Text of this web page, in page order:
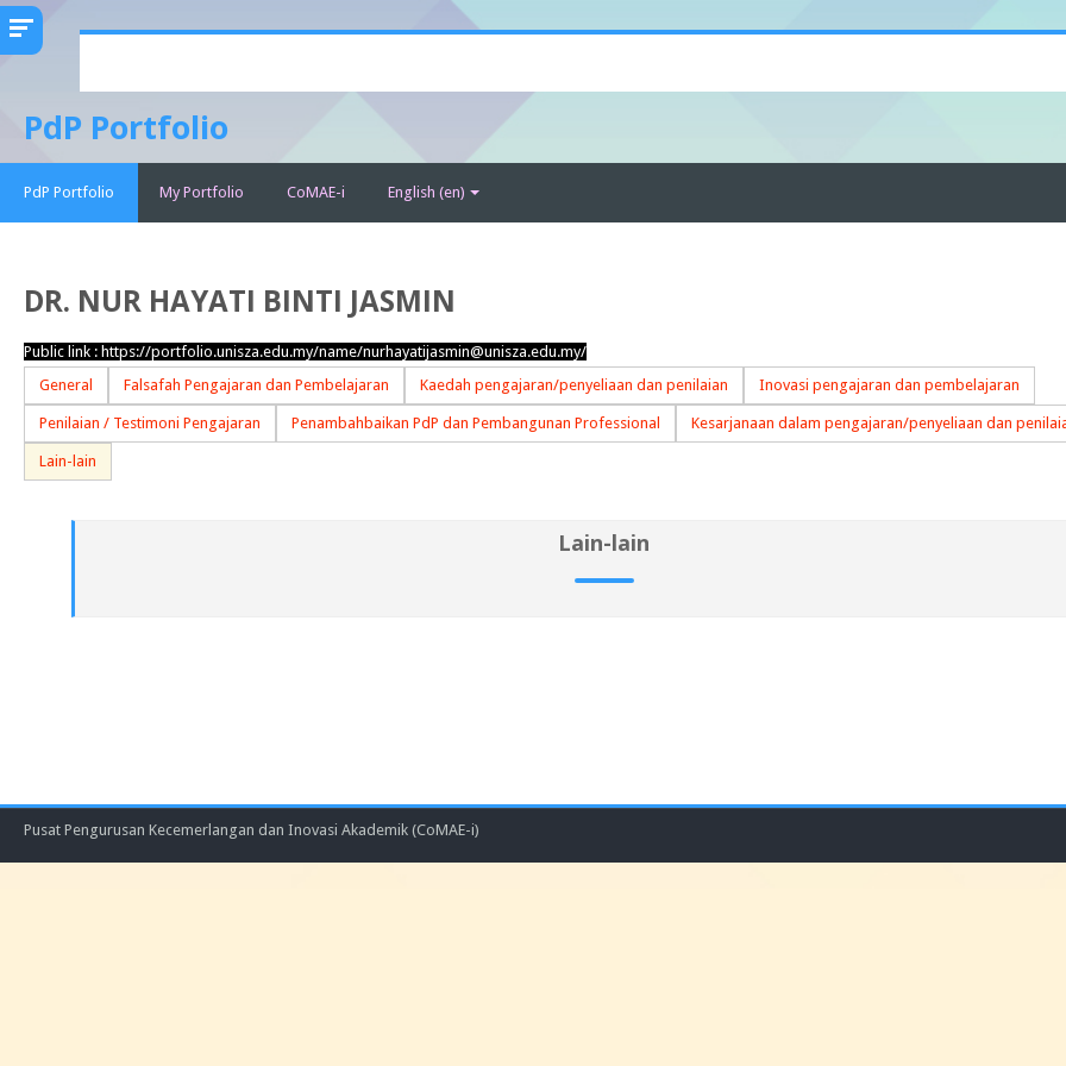
contentPdP Portfolio
PdP Portfolio My Portfolio CoMAE-i English ‎(en)‎
DR. NUR HAYATI BINTI JASMIN
Public link : https://portfolio.unisza.edu.my/name/nurhayatijasmin@unisza.edu.my/
General
Falsafah Pengajaran dan Pembelajaran Kaedah pengajaran/penyeliaan dan penilaian Inovasi pengajaran dan pembelajaran
Penilaian / Testimoni Pengajaran Penambahbaikan PdP dan Pembangunan Professional Kesarjanaan dalam pengajaran/penyeliaan dan
Lain-lain
Lain-lain
Pusat Pengurusan Kecemerlangan dan Inovasi Akademik (CoMAE-i)